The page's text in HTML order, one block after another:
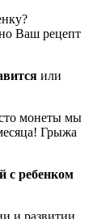
Ваш рецепт
или
монеты мы
Грыжа
с ребенком